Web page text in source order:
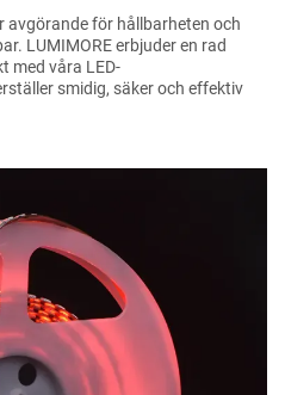
avgörande för hållbarheten och
LUMIMORE erbjuder en rad
med våra LED-
smidig, säker och effektiv